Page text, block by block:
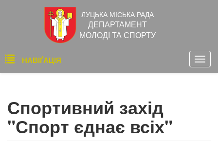
ЛУЦЬКА МІСЬКА РАДА
ДЕПАРТАМЕНТ
МОЛОДІ ТА СПОРТУ
Основна
навіґація
НАВІҐАЦІЯ
Спортивний захід
"Спорт єднає всіх"